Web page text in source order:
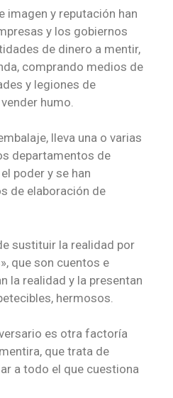
imagen y reputación han
y los gobiernos
de dinero a mentir,
comprando medios de
y legiones de
humo.
lleva una o varias
departamentos de
poder y se han
de elaboración de
sustituir la realidad por
que son cuentos e
la realidad y la presentan
hermosos.
es otra factoría
que trata de
a todo el que cuestiona